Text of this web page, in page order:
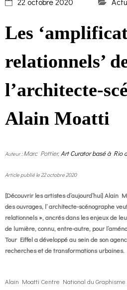
o
o
k
a
g
r
a
médias
contact
FR
EN
Les
relationnels’
l’architecte-
Alain Moatti
Auteur :Marc Pottier, Art Curator basé à Rio
Article publié le 22 octobre 2020
[Découvrir les artistes d’aujourd’hui] Alain
des ouvrages, l’ architecte-scénographe
relationnels », ancrés dans les enjeux de
de lumière, connu, entre-autre, pour
Tour Eiffel a développé au sein de son
recherches et de transformations urbaines.
Alain Moatti Centre National du